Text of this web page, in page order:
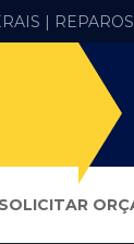
|
SOLICITAR